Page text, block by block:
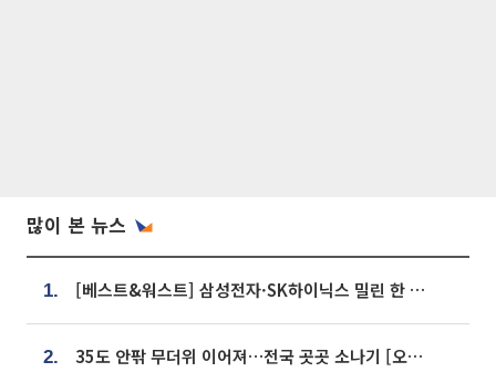
많이 본 뉴스
1. [베스트&워스트] 삼성전자·SK하이닉스 밀린 한 주…상상인증권은 85% 급등
2. 35도 안팎 무더위 이어져…전국 곳곳 소나기 [오늘 날씨]